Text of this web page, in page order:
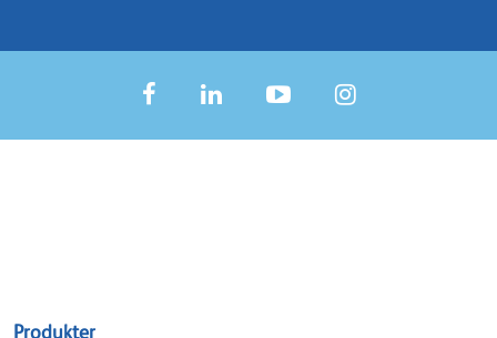
Sitemap
Produkter